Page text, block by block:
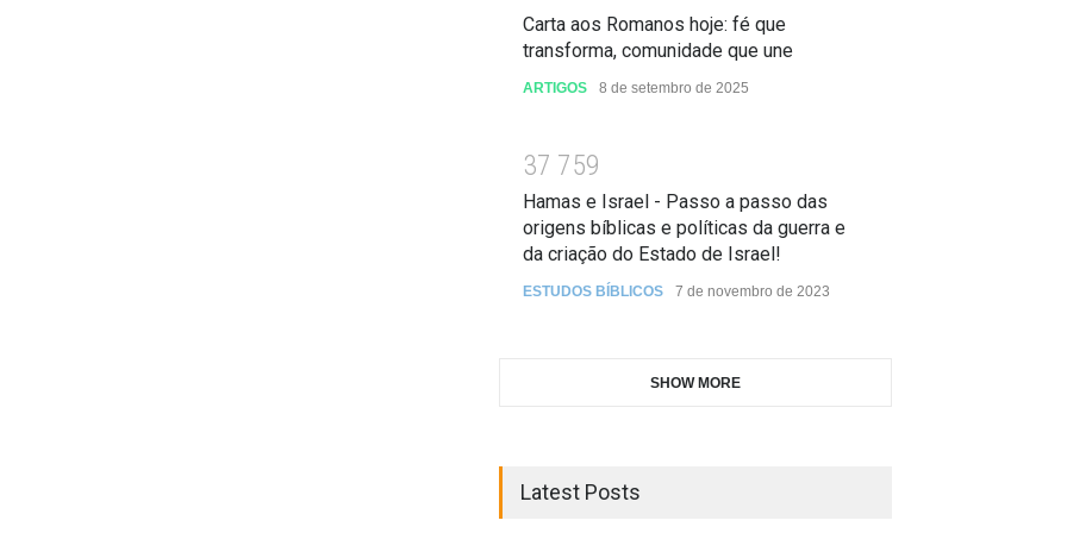
Carta aos Romanos hoje: fé que
transforma, comunidade que une
ARTIGOS 8 de setembro de 2025
37 759
Hamas e Israel - Passo a passo das
origens bíblicas e políticas da guerra e
da criação do Estado de Israel!
ESTUDOS BÍBLICOS 7 de novembro de 2023
SHOW MORE
Latest Posts